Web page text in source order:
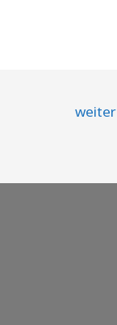
weiter